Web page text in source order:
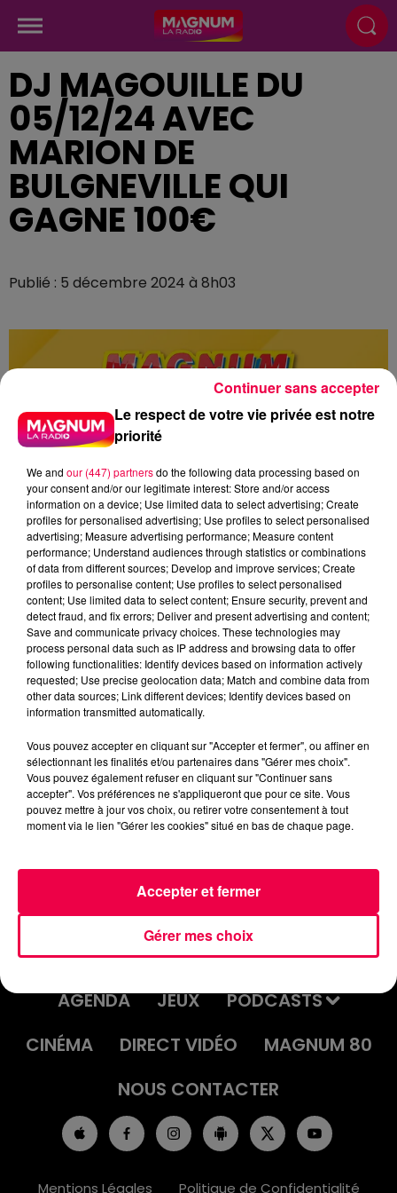
DJ MAGOUILLE DU
05/12/24 AVEC
MARION DE
BULGNEVILLE QUI
GAGNE 100€
Publié : 5 décembre 2024 à 8h03
DJ Magouille
Crédit :DJ Magouille
podcasts/2024/12/DJMAG051224.mp3
ACCUEIL INFOS
EMISSIONS
AGENDA
JEUX
PODCASTS
CINÉMA
DIRECT VIDÉO
MAGNUM 80
NOUS CONTACTER
Mentions Légales Politique de Confidentialité
Le respect de votre vie privée est notre
priorité
We and our (447) partnersdo the following data processing based on
your consent and/or our legitimate interest: Store and/or access
information on a device; Use limited data to select advertising; Create
profiles for personalised advertising; Use profiles to select personalised
advertising; Measure advertising performance; Measure content
performance; Understand audiences through statistics or combinations
of data from different sources; Develop and improve services; Create
profiles to personalise content; Use profiles to select personalised
content; Use limited data to select content; Ensure security, prevent and
detect fraud, and fix errors; Deliver and present advertising and content;
Save and communicate privacy choices. These technologies may
process personal data such as IP address and browsing data to offer
following functionalities: Identify devices based on information actively
requested; Use precise geolocation data; Match and combine data from
other data sources; Link different devices; Identify devices based on
information transmitted automatically.
Vous pouvez accepter en cliquant sur "Accepter et fermer", ou affiner en
sélectionnant les finalités et/ou partenaires dans "Gérer mes choix".
Vous pouvez également refuser en cliquant sur "Continuer sans
accepter". Vos préférences ne s'appliqueront que pour ce site. Vous
pouvez mettre à jour vos choix, ou retirer votre consentement à tout
moment via le lien "Gérer les cookies" situé en bas de chaque page.
Gérer mes choix
Accepter et fermer
Continuer sans accepter